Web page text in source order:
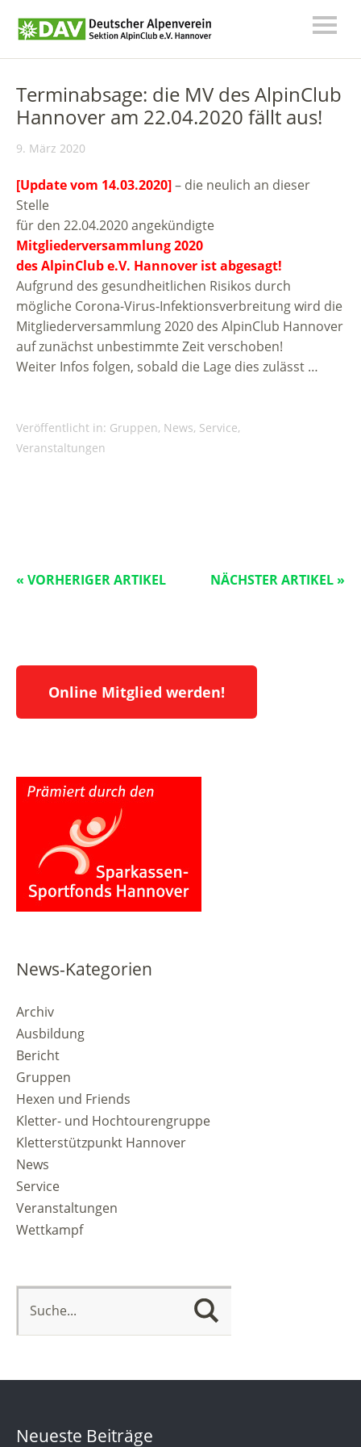
Terminabsage: die MV des AlpinClub
Hannover am 22.04.2020 fällt aus!
9. März 2020
[Update vom 14.03.2020]– die neulich an dieser
Stelle
für den 22.04.2020 angekündigte
Mitgliederversammlung 2020
des AlpinClub e.V. Hannover ist abgesagt!
Aufgrund des gesundheitlichen Risikos durch
mögliche Corona-Virus-Infektionsverbreitung wird die
Mitgliederversammlung 2020 des AlpinClub Hannover
auf zunächst unbestimmte Zeit verschoben!
Weiter Infos folgen, sobald die Lage dies zulässt …
Veröffentlicht in: Gruppen, News, Service,
Veranstaltungen
NÄCHSTER ARTIKEL »
« VORHERIGER ARTIKEL
Online Mitglied werden!
News-Kategorien
Archiv
Ausbildung
Bericht
Gruppen
Hexen und Friends
Kletter- und Hochtourengruppe
Kletterstützpunkt Hannover
News
Service
Veranstaltungen
Wettkampf
Neueste Beiträge